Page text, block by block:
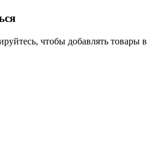
чтобы добавлять товары в